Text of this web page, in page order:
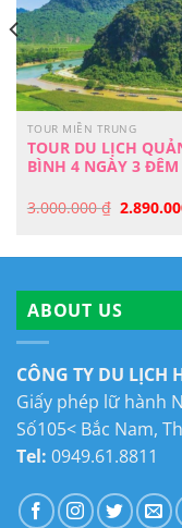
TOUR MIỀN TRUNG
TOUR DU LỊCH
BÌNH 4 NGÀY 3 ĐÊM
3.000.000₫ Giá
gốc
ABOUT US
CÔNG TY DU LỊCH
Giấy phép lữ hành
Số105< Bắc Nam,
Tel: 0949.61.8811